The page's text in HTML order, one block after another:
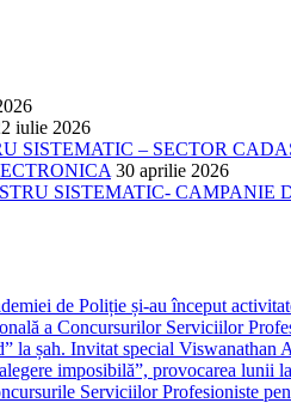
iulie 2026
SISTEMATIC – SECTOR
30 aprilie 2026
SISTEMATIC- CAMPANIE
de Poliție și-au început
a Concursurilor Serviciilor
la șah. Invitat special Viswanathan
imposibilă”, provocarea
Serviciilor Profesioniste